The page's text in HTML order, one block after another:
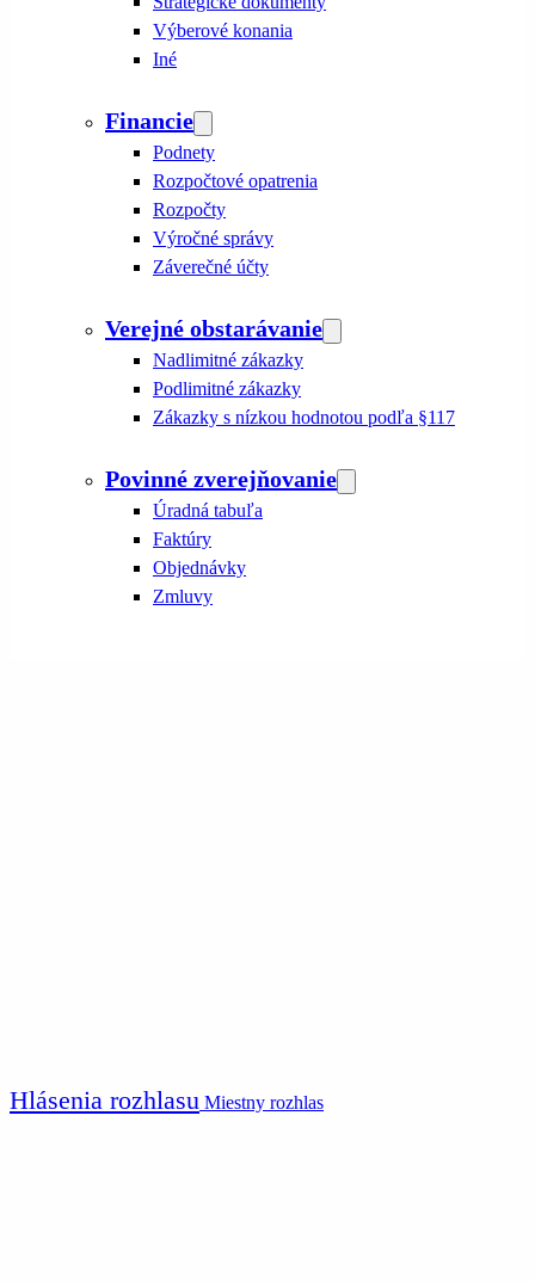
Výberové konania
Iné
Financie
Podnety
Rozpočtové opatrenia
Rozpočty
Výročné správy
Záverečné účty
Verejné obstarávanie
Nadlimitné zákazky
Podlimitné zákazky
Zákazky s nízkou hodnotou podľa §117
Povinné zverejňovanie
Úradná tabuľa
Faktúry
Objednávky
Zmluvy
Hlásenia rozhlasu Miestny rozhlas